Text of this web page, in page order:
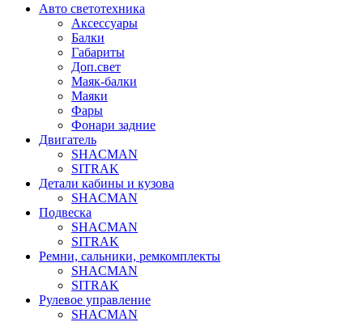
Авто светотехника
Аксессуары
Балки
Габариты
Доп.свет
Маяк-балки
Маяки
Фары
Фонари задние
Двигатель
SHACMAN
SITRAK
Детали кабины и кузова
SHACMAN
Подвеска
SHACMAN
SITRAK
Ремни, сальники, ремкомплекты
SHACMAN
SITRAK
Рулевое управление
SHACMAN